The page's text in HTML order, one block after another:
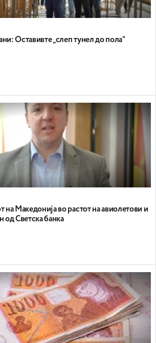
Oставивте „слеп тунел до пола“
на Македонија во растот на авиолетови и
од Светска банка